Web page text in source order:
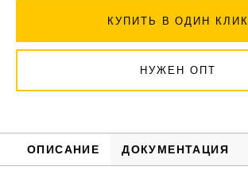
КУПИТЬ В ОДИН КЛИК
НУЖЕН ОПТ
ОПИСАНИЕ ДОКУМЕНТАЦИЯ